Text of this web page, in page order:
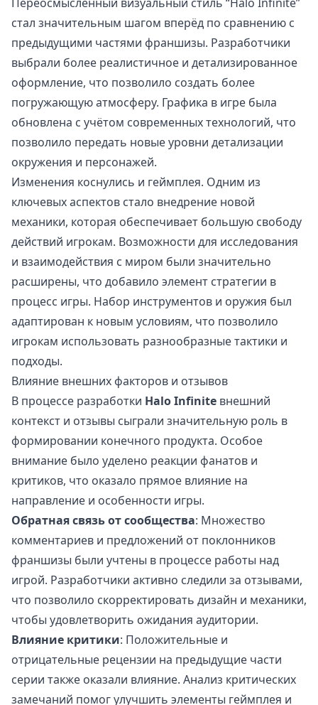
стал значительным шагом вперёд по сравнению с
предыдущими частями франшизы. Разработчики
выбрали более реалистичное и детализированное
оформление, что позволило создать более
погружающую атмосферу. Графика в игре была
обновлена с учётом современных технологий, что
позволило передать новые уровни детализации
окружения и персонажей.
Изменения коснулись и геймплея. Одним из
ключевых аспектов стало внедрение новой
механики, которая обеспечивает большую свободу
действий игрокам. Возможности для исследования
и взаимодействия с миром были значительно
расширены, что добавило элемент стратегии в
процесс игры. Набор инструментов и оружия был
адаптирован к новым условиям, что позволило
игрокам использовать разнообразные тактики и
подходы.
Влияние внешних факторов и отзывов
В процессе разработки Halo Infinite внешний
контекст и отзывы сыграли значительную роль в
формировании конечного продукта. Особое
внимание было уделено реакции фанатов и
критиков, что оказало прямое влияние на
направление и особенности игры.
Обратная связь от сообщества: Множество
комментариев и предложений от поклонников
франшизы были учтены в процессе работы над
игрой. Разработчики активно следили за отзывами,
что позволило скорректировать дизайн и механики,
чтобы удовлетворить ожидания аудитории.
Влияние критики: Положительные и
отрицательные рецензии на предыдущие части
серии также оказали влияние. Анализ критических
замечаний помог улучшить элементы геймплея и